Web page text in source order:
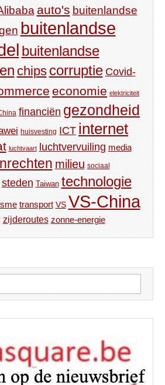
auto's buitenlandse
buitenlandse
buitenlandse
chips corruptie Covid-
economie elektriciteit
financiën gezondheid
huisvesting ICT internet
luchtvaart luchtvervuiling media
milieu sociaal
steden Taiwan technologie
transport VS VS-China
zijderoutes zonne-energie